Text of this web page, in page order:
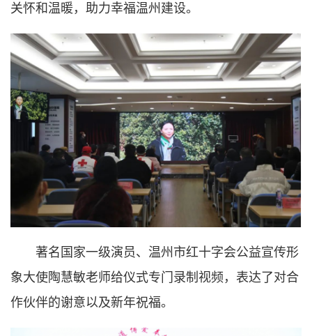
关怀和温暖，助力幸福温州建设。
著名国家一级演员、温州市红十字会公益宣传形
象大使陶慧敏老师给仪式专门录制视频，表达了对合
作伙伴的谢意以及新年祝福。